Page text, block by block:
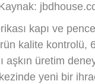
kapı ve
kalite kontrolü,
aşkın üretim
yeni bir